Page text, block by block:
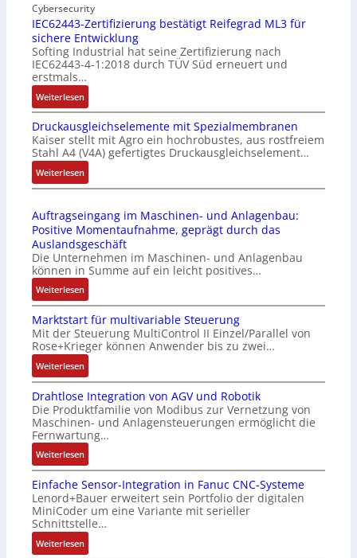
n
d
u
s
t
r
i
e
-
P
C
l
ä
s
t
s
i
c
h
f
l
e
x
i
b
e
l
f
ü
r
i
e
A
n
w
b
i
l
f
u
n
k
m
o
d
u
l
e
r
i
n
g
e
n
G
u
n
d
5
G
a
u
d
n
R
a
p
Cybersecurity
IEC62443-Zertifizierung bestätigt Reifegrad ML3 für
sichere Entwicklung
Softing Industrial hat seine Zertifizierung nach
IEC62443-4-1:2018 durch TÜV Süd erneuert und
erstmals…
Weiterlesen:
I
E
6
2
4
3
-
Z
e
r
t
i
f
i
z
i
e
u
n
g
b
e
s
t
ä
t
i
Druckausgleichselemente mit Spezialmembranen
Kaiser stellt mit Agro ein hochrobustes, aus rostfreiem
Stahl A4 (V4A) gefertigtes Druckausgleichselement…
Weiterlesen:
D
u
c
k
a
u
s
g
l
e
i
c
h
e
l
e
m
e
n
t
e
m
i
Auftragseingang im Maschinen- und Anlagenbau:
Positive Momentaufnahme, geprägt durch das
Auslandsgeschäft
Die Unternehmen im Maschinen- und Anlagenbau
können in Summe auf ein leicht positives…
Weiterlesen:
A
u
f
t
r
a
g
s
e
i
n
g
a
n
g
i
m
Marktstart für multivariable Steuerung
Mit der Steuerung MultiControl II Einzel/Parallel von
Rose+Krieger können Anwender bis zu zwei…
Weiterlesen:
M
a
r
k
t
s
t
a
r
t
f
ü
Drahtlose Integration von AGV und Robotik
Die Produktfamilie von Modibus zur Vernetzung von
Maschinen- und Anlagensteuerungen ermöglicht die
Fernwartung…
Weiterlesen:
D
r
a
h
t
l
Einfache Sensor-Integration in Fanuc CNC-Systeme
Lenord+Bauer erweitert sein Portfolio der digitalen
MiniCoder um eine Variante mit serieller
Schnittstelle…
Weiterlesen: